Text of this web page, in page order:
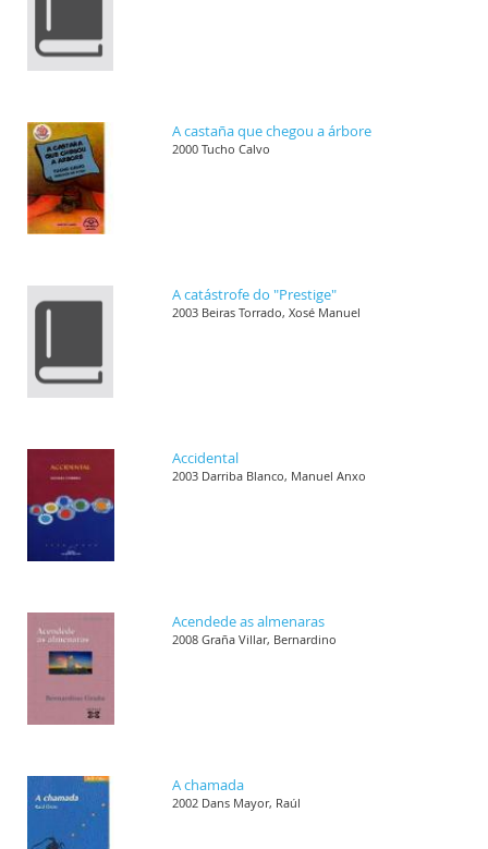
A castaña que chegou a árbore
2000 Tucho Calvo
A catástrofe do "Prestige"
2003 Beiras Torrado, Xosé Manuel
Accidental
2003 Darriba Blanco, Manuel Anxo
Acendede as almenaras
2008 Graña Villar, Bernardino
A chamada
2002 Dans Mayor, Raúl